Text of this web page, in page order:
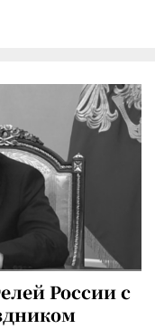
России с